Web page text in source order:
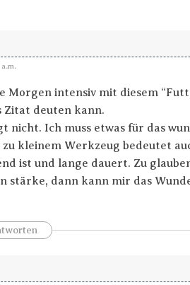
Morgen intensiv mit diesem
Zitat deuten kann.
nicht. Ich muss etwas für das
kleinem Werkzeug bedeutet
ist und lange dauert. Zu
stärke, dann kann mir das